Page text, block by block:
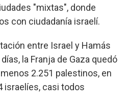
"mixtas", donde
con ciudadanía israelí.
entre Israel y Hamás
la Franja de Gaza quedó
2.251 palestinos, en
israelíes, casi todos